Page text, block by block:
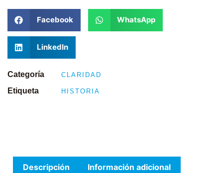
Facebook WhatsApp
LinkedIn
Categoría CLARIDAD
Etiqueta HISTORIA
Descripción Información adicional